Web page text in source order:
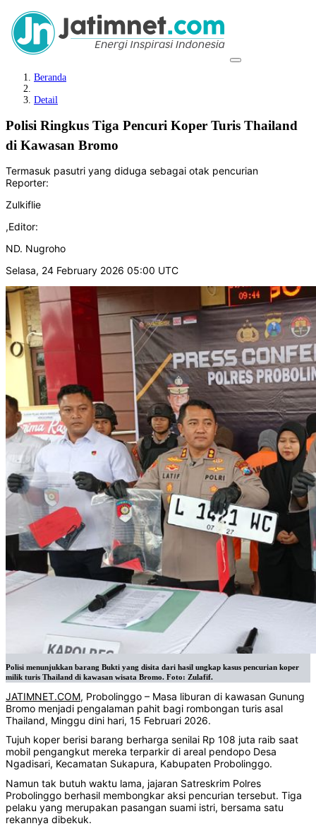
Beranda
Detail
Polisi Ringkus Tiga Pencuri Koper Turis Thailand
di Kawasan Bromo
Termasuk pasutri yang diduga sebagai otak pencurian
Reporter:
Zulkiflie
,Editor:
ND. Nugroho
Selasa, 24 February 2026 05:00 UTC
Polisi menunjukkan barang Bukti yang disita dari hasil ungkap kasus pencurian koper
milik turis Thailand di kawasan wisata Bromo. Foto: Zulafif.
JATIMNET.COM, Probolinggo – Masa liburan di kawasan Gunung
Bromo menjadi pengalaman pahit bagi rombongan turis asal
Thailand, Minggu dini hari, 15 Februari 2026.
Tujuh koper berisi barang berharga senilai Rp 108 juta raib saat
mobil pengangkut mereka terparkir di areal pendopo Desa
Ngadisari, Kecamatan Sukapura, Kabupaten Probolinggo.
Namun tak butuh waktu lama, jajaran Satreskrim Polres
Probolinggo berhasil membongkar aksi pencurian tersebut. Tiga
pelaku yang merupakan pasangan suami istri, bersama satu
rekannya dibekuk.